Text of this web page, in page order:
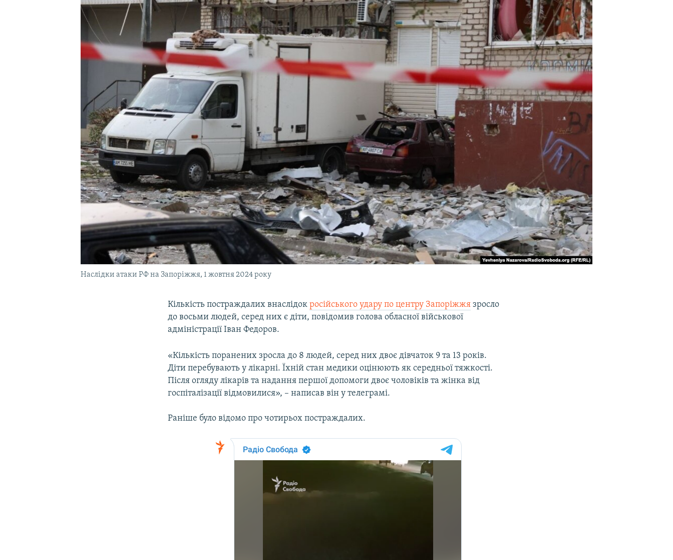
Наслідки атаки РФ на Запоріжжя, 1 жовтня 2024 року
Кількість постраждалих внаслідокросійського удару по центру Запоріжжя зросло
до восьми людей, серед них є діти, повідомив голова обласної військової
адміністрації Іван Федоров.
«Кількість поранених зросла до 8 людей, серед них двоє дівчаток 9 та 13 років.
Діти перебувають у лікарні. Їхній стан медики оцінюють як середньої тяжкості.
Після огляду лікарів та надання першої допомоги двоє чоловіків та жінка від
госпіталізації відмовилися», – написав він у телеграмі.
Раніше було відомо про чотирьох постраждалих.